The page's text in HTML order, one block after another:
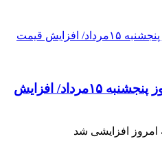
قیمت طلا، دلار و سکه امروز پنجشنبه ۱۵مرداد/ افزایش
امروز افزایشی شد